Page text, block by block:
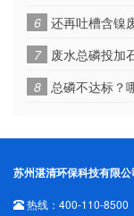
6 还再吐槽含镍
7
废水总磷投加
8
总磷不达标？
苏州湛清环保科技有限公
热线：400-110-8500